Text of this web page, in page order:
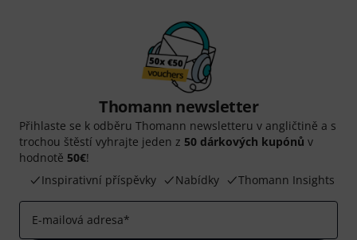
Thomann newsletter
Přihlaste se k odběru Thomann newsletteru v angličtině a s
trochou štěstí vyhrajte jeden z 50 dárkových kupónů v
hodnotě 50€!
Inspirativní příspěvky
Nabídky Thomann Insights
E-mailová adresa*